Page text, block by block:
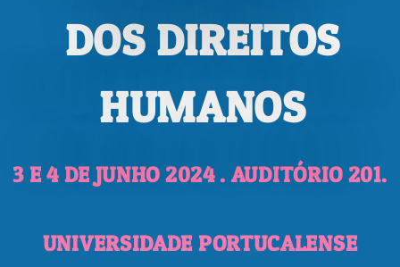
DOS DIREITOS
HUMANOS
3 E 4 DE JUNHO 2024 . AUDITÓRIO 201.
UNIVERSIDADE PORTUCALENSE